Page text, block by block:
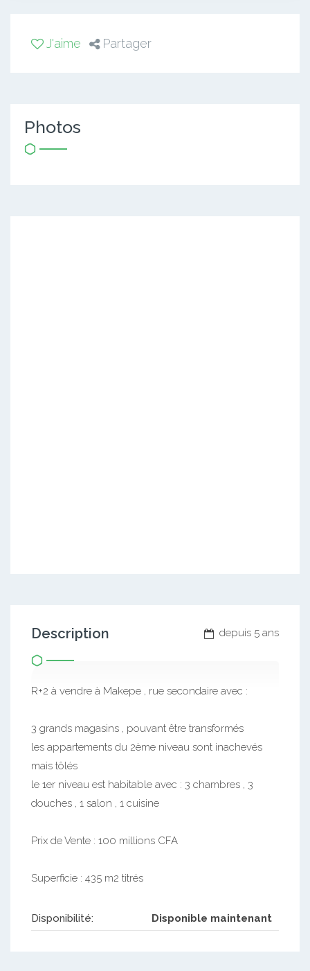
J'aime Partager
Photos
depuis 5 ans
Description
R+2 à vendre à Makepe , rue secondaire avec :
3 grands magasins , pouvant être transformés
les appartements du 2ème niveau sont inachevés
mais tôlés
le 1er niveau est habitable avec : 3 chambres , 3
douches , 1 salon , 1 cuisine
Prix de Vente : 100 millions CFA
Superficie : 435 m2 titrés
Disponibilité: Disponible maintenant